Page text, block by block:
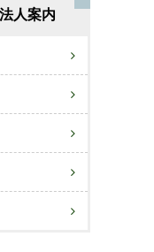
人案内